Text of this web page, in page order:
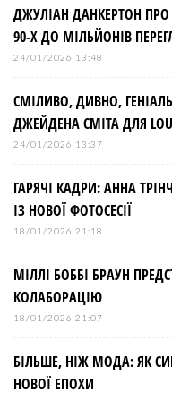
ДЖУЛІАН ДАНКЕРТОН ПРО
90-Х ДО МІЛЬЙОНІВ
24/01/2026 13:48
СМІЛИВО, ДИВНО,
ДЖЕЙДЕНА СМІТА ДЛЯ
24/01/2026 13:37
ГАРЯЧІ КАДРИ: АННА
ІЗ НОВОЇ ФОТОСЕСІЇ
18/01/2026 21:18
МІЛЛІ БОББІ БРАУН
КОЛАБОРАЦІЮ
18/01/2026 21:07
БІЛЬШЕ, НІЖ МОДА: ЯК
НОВОЇ ЕПОХИ